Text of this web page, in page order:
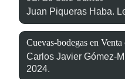
Juan Piqueras Haba.
Cuevas-bodegas en
Carlos Javier Gómez-
2024.